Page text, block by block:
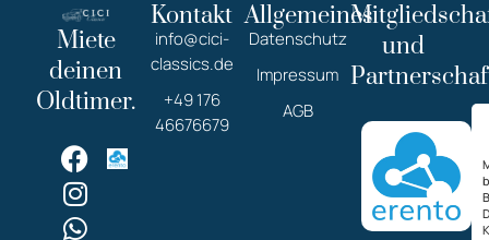
Miete
deinen
Oldtimer.
Kontakt
info@cici-
classics.de
+49 176
46676679
Allgemeines
Datenschutz
Impressum
AGB
und